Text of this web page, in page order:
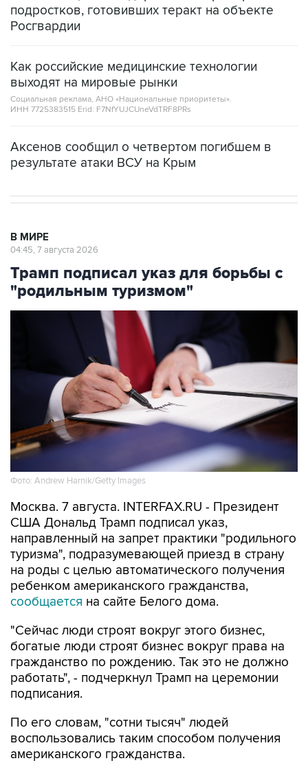
подростков, готовивших теракт на объекте
Росгвардии
Как российские медицинские технологии
выходят на мировые рынки
Социальная реклама, АНО «Национальные приоритеты».
ИНН 7725383515 Erid: F7NfYUJCUneVdTRF8PRs
Аксенов сообщил о четвертом погибшем в
результате атаки ВСУ на Крым
В МИРЕ
04:45, 7 августа 2026
Трамп подписал указ для борьбы с
"родильным туризмом"
Фото: Andrew Harnik/Getty Images
Москва. 7 августа. INTERFAX.RU - Президент
США Дональд Трамп подписал указ,
направленный на запрет практики "родильного
туризма", подразумевающей приезд в страну
на роды с целью автоматического получения
ребенком американского гражданства,
сообщается на сайте Белого дома.
"Сейчас люди строят вокруг этого бизнес,
богатые люди строят бизнес вокруг права на
гражданство по рождению. Так это не должно
работать", - подчеркнул Трамп на церемонии
подписания.
По его словам, "сотни тысяч" людей
воспользовались таким способом получения
американского гражданства.